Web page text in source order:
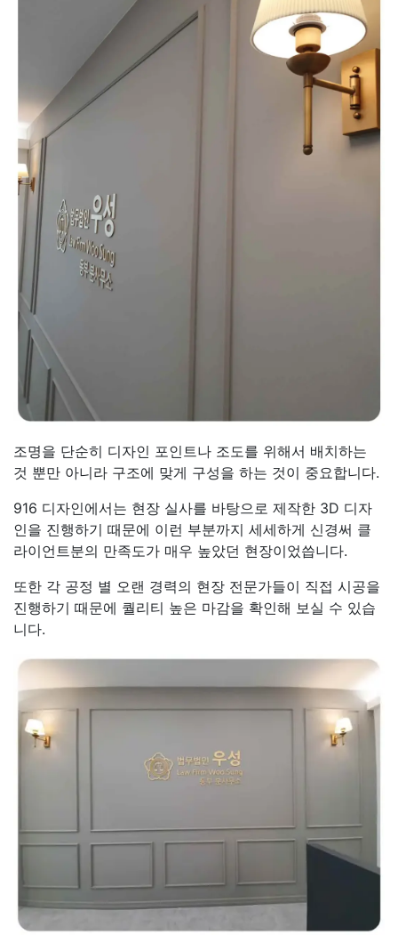
조명을 단순히 디자인 포인트나 조도를 위해서 배치하는
것 뿐만 아니라 구조에 맞게 구성을 하는 것이 중요합니다.
916 디자인에서는 현장 실사를 바탕으로 제작한 3D 디자
인을 진행하기 때문에 이런 부분까지 세세하게 신경써 클
라이언트분의 만족도가 매우 높았던 현장이었씁니다.
또한 각 공정 별 오랜 경력의 현장 전문가들이 직접 시공을
진행하기 때문에 퀄리티 높은 마감을 확인해 보실 수 있습
니다.